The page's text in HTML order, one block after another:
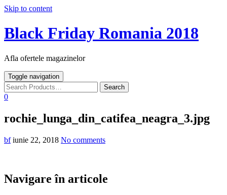
Skip to content
Black Friday Romania 2018
Afla ofertele magazinelor
Toggle navigation
0
rochie_lunga_din_catifea_neagra_3.jpg
bf iunie 22, 2018 No comments
Navigare în articole